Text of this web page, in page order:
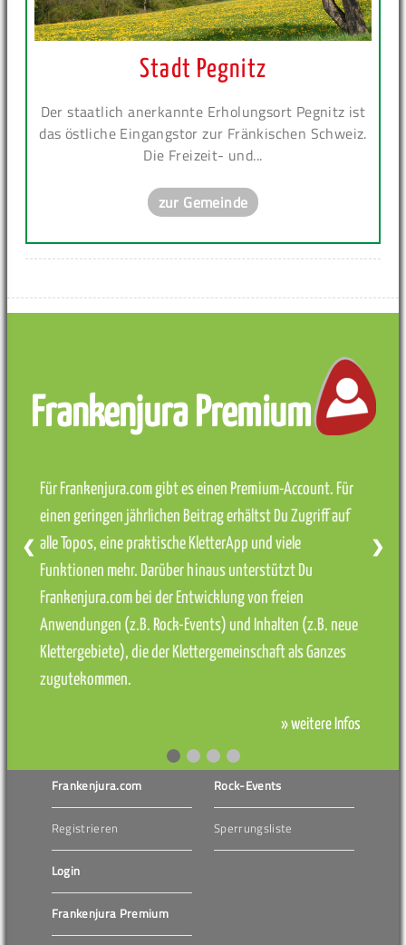
Stadt Pegnitz
Der staatlich anerkannte Erholungsort Pegnitz ist
das östliche Eingangstor zur Fränkischen Schweiz.
Die Freizeit- und...
zur Gemeinde
Frankenjura Premium
Für Frankenjura.com gibt es einen Premium-Account. Für
einen geringen jährlichen Beitrag erhältst Du Zugriff auf
alle Topos, eine praktische KletterApp und viele
Funktionen mehr. Darüber hinaus unterstützt Du
Frankenjura.com bei der Entwicklung von freien
Anwendungen (z.B. Rock-Events) und Inhalten (z.B. neue
Klettergebiete), die der Klettergemeinschaft als Ganzes
zugutekommen.
» weitere Infos
❮ ❯
Frankenjura.com
Registrieren
Login
Frankenjura Premium
Rock-Events
Sperrungsliste